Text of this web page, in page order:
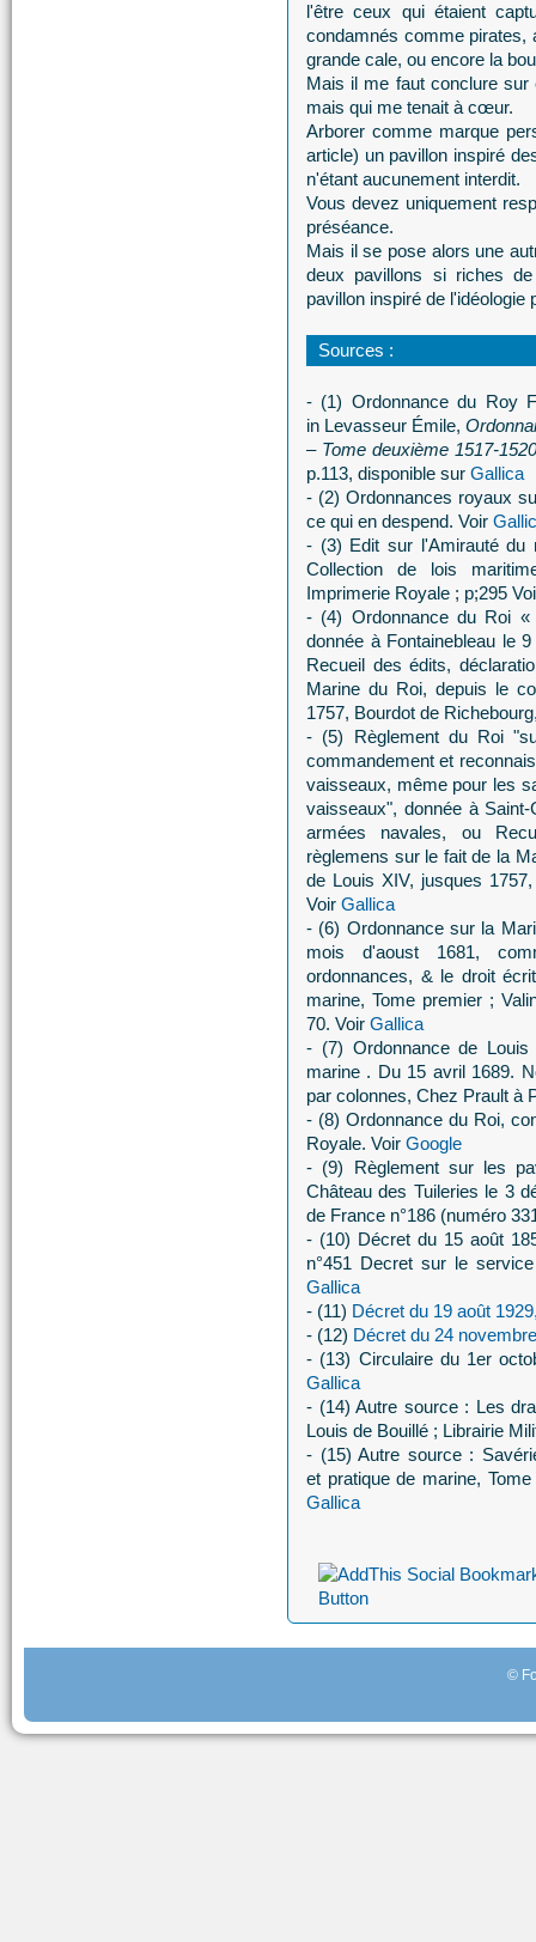
l'être ceux qui étaient
condamnés comme pirates,
grande cale, ou encore la
Mais il me faut conclure
mais qui me tenait à cœur.
Arborer comme marque
article) un pavillon inspiré
n'étant aucunement interdit.
Vous devez uniquement
préséance.
Mais il se pose alors une
deux pavillons si riches
pavillon inspiré de
Sources :
- (1) Ordonnance du Roy
in Levasseur Émile,
– Tome deuxième 1517-1520
p.113, disponible sur Gallica
- (2) Ordonnances royaux
ce qui en despend. Voir
- (3) Edit sur l'Amirauté du
Collection de lois
Imprimerie Royale ; p;295
- (4) Ordonnance du Roi
donnée à Fontainebleau le
Recueil des édits,
Marine du Roi, depuis le
1757, Bourdot de
- (5) Règlement du Roi
commandement et
vaisseaux, même pour les
vaisseaux", donnée à
armées navales, ou
règlemens sur le fait de la
de Louis XIV, jusques
Voir Gallica
- (6) Ordonnance sur la
mois d'aoust 1681,
ordonnances, & le droit
marine, Tome premier ;
70. Voir Gallica
- (7) Ordonnance de
marine . Du 15 avril 1689.
par colonnes, Chez Prault à
- (8) Ordonnance du Roi,
Royale. Voir Google
- (9) Règlement sur les
Château des Tuileries le 3
de France n°186 (numéro
- (10) Décret du 15 août
n°451 Decret sur le
Gallica
- (11) Décret du 19 août
- (12) Décret du 24
- (13) Circulaire du 1er
Gallica
- (14) Autre source : Les
Louis de Bouillé ; Librairie
- (15) Autre source :
et pratique de marine,
Gallica
©